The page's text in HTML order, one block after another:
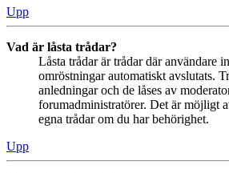
Upp
Vad är låsta trådar?
Låsta trådar är trådar där användare
omröstningar automatiskt avslutats.
anledningar och de låses av
forumadministratörer. Det är möjligt
egna trådar om du har behörighet.
Upp